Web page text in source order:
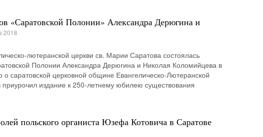
«Саратовской Полонии» Александра Дерюгина и
2018
лютеранской церкви св. Марии Саратова состоялась
Полонии Александра Дерюгина и Николая Коломийцева в
о саратовской церковной общине Евангелическо-Лютеранской
приурочил издание к 250-летнему юбилею существования
польского органиста Юзефа Котовича в Саратове